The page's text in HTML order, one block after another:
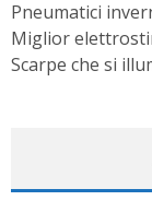
Pneumatici
Miglior
Scarpe che si